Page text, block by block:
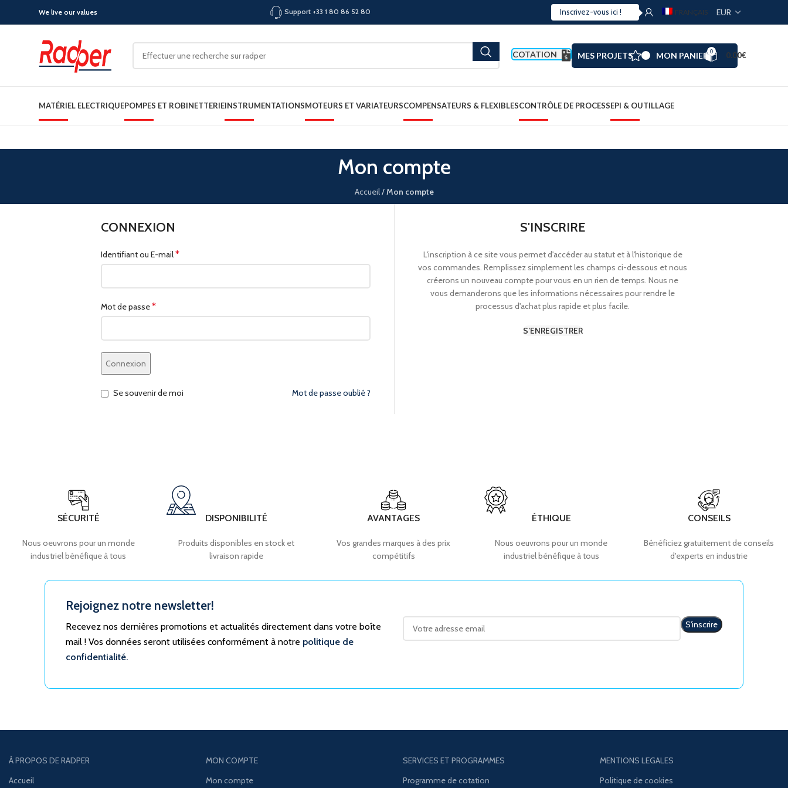
We live our values Support +33 1 80 86 52 80 FRANÇAIS
COTATION MES PROJETS MON PANIER 0 0.00€
MATÉRIEL ELECTRIQUEPOMPES ET ROBINETTERIEINSTRUMENTATIONSMOTEURS ET VARIATEURSCOMPENSATEURS & FLEXIBLESCONTRÔLE DE PROCESSEPI & OUTILLAGE
Mon compte
Accueil/Mon compte
CONNEXION
Identifiant ou E-mail*
Mot de passe*
Connexion
Mot de passe oublié ?
Se souvenir de moi
S'INSCRIRE
L'inscription à ce site vous permet d'accéder au statut et à l'historique de
vos commandes. Remplissez simplement les champs ci-dessous et nous
créerons un nouveau compte pour vous en un rien de temps. Nous ne
vous demanderons que les informations nécessaires pour rendre le
processus d'achat plus rapide et plus facile.
S’ENREGISTRER
SÉCURITÉ
Nous oeuvrons pour un monde
industriel bénéfique à tous
DISPONIBILITÉ
Produits disponibles en stock et
livraison rapide
AVANTAGES
Vos grandes marques à des prix
compétitifs
ÉTHIQUE
Nous oeuvrons pour un monde
industriel bénéfique à tous
CONSEILS
Bénéficiez gratuitement de conseils
d'experts en industrie
Rejoignez notre newsletter!
Recevez nos dernières promotions et actualités directement dans votre boîte
mail ! Vos données seront utilisées conformément à notre politique de
confidentialité.
À PROPOS DE RADPER
Accueil
MON COMPTE
Mon compte
SERVICES ET PROGRAMMES
Programme de cotation
MENTIONS LEGALES
Politique de cookies